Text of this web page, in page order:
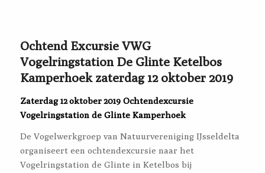
Ochtend Excursie VWG
Vogelringstation De Glinte Ketelbos
Kamperhoek zaterdag 12 oktober 2019
Zaterdag 12 oktober 2019 Ochtendexcursie
Vogelringstation de Glinte Kamperhoek
De Vogelwerkgroep van Natuurvereniging IJsseldelta
organiseert een ochtendexcursie naar het
Vogelringstation de Glinte in Ketelbos bij